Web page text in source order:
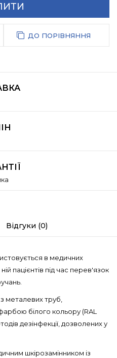
ДО ПОРІВНЯННЯ
Відгуки (0)
в медичних
пацієнтів під час перев'язок
металевих труб,
білого кольору (RAL
дезінфекції, дозволених у
шкірозамінником із